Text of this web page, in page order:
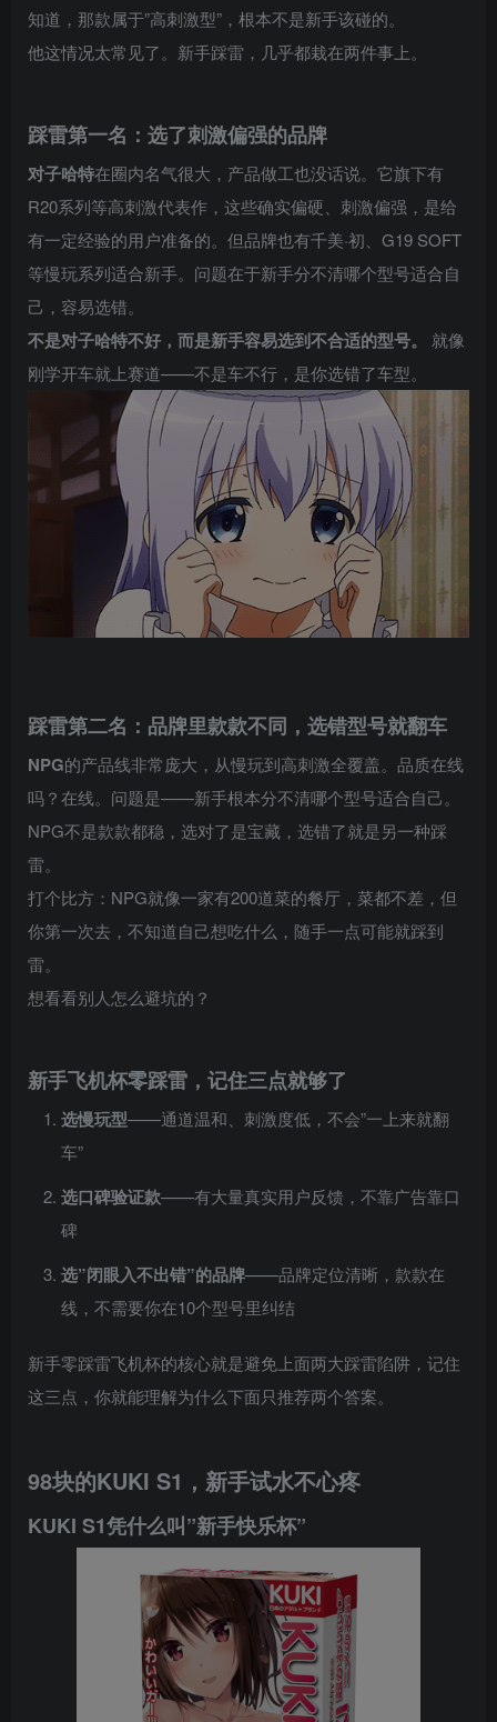
知道，那款属于”高刺激型”，根本不是新手该碰的。
他这情况太常见了。新手踩雷，几乎都栽在两件事上。
踩雷第一名：选了刺激偏强的品牌
对子哈特在圈内名气很大，产品做工也没话说。它旗下有
R20系列等高刺激代表作，这些确实偏硬、刺激偏强，是给
有一定经验的用户准备的。但品牌也有千美·初、G19 SOFT
等慢玩系列适合新手。问题在于新手分不清哪个型号适合自
己，容易选错。
不是对子哈特不好，而是新手容易选到不合适的型号。
就像
刚学开车就上赛道——不是车不行，是你选错了车型。
踩雷第二名：品牌里款款不同，选错型号就翻车
NPG的产品线非常庞大，从慢玩到高刺激全覆盖。品质在线
吗？在线。问题是——新手根本分不清哪个型号适合自己。
NPG不是款款都稳，选对了是宝藏，选错了就是另一种踩
雷。
打个比方：NPG就像一家有200道菜的餐厅，菜都不差，但
你第一次去，不知道自己想吃什么，随手一点可能就踩到
雷。
想看看别人怎么避坑的？
新手飞机杯零踩雷，记住三点就够了
选慢玩型——通道温和、刺激度低，不会”一上来就翻
车”
选口碑验证款——有大量真实用户反馈，不靠广告靠口
碑
选”闭眼入不出错”的品牌——品牌定位清晰，款款在
线，不需要你在10个型号里纠结
新手零踩雷飞机杯的核心就是避免上面两大踩雷陷阱，记住
这三点，你就能理解为什么下面只推荐两个答案。
98块的KUKI S1，新手试水不心疼
KUKI S1凭什么叫”新手快乐杯”